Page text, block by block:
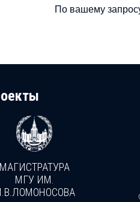
По вашему
МАГИСТРАТУРА
МГУ ИМ.